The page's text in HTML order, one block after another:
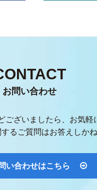
お問い合わせ
ございましたら、 お気軽
るご質問はお答えしかね
い合わせはこちら